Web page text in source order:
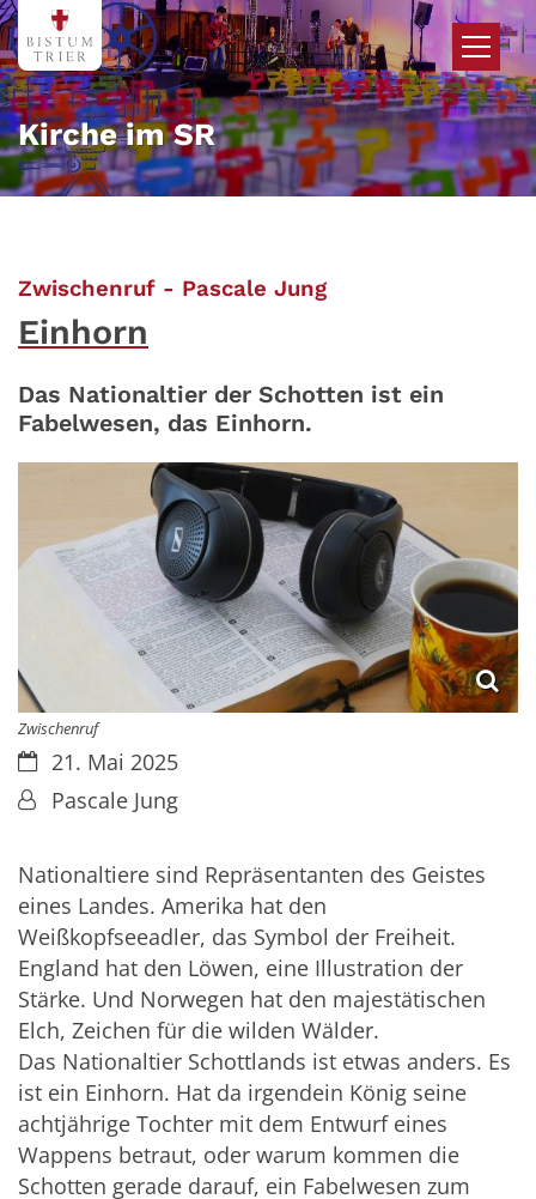
Zum Inhalt springen
Kirche im SR
Zwischenruf - Pascale Jung:
Einhorn
Das Nationaltier der Schotten ist ein
Fabelwesen, das Einhorn.
Zwischenruf
Datum:21. Mai 2025
Von:Pascale Jung
Nationaltiere sind Repräsentanten des Geistes
eines Landes. Amerika hat den
Weißkopfseeadler, das Symbol der Freiheit.
England hat den Löwen, eine Illustration der
Stärke. Und Norwegen hat den majestätischen
Elch, Zeichen für die wilden Wälder.
Das Nationaltier Schottlands ist etwas anders. Es
ist ein Einhorn. Hat da irgendein König seine
achtjährige Tochter mit dem Entwurf eines
Wappens betraut, oder warum kommen die
Schotten gerade darauf, ein Fabelwesen zum